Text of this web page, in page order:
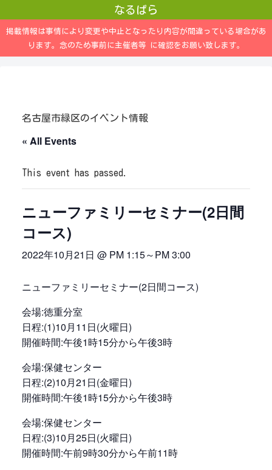
なるぱら
掲載情報は事情により変更や中止となったり内容が間違っている場合があ
ります。念のため事前に主催者等 に確認をお願い致します。
名古屋市緑区のイベント情報
« All Events
This event has passed.
ニューファミリーセミナー(2日間
コース)
2022年10月21日 @ PM 1:15～PM 3:00
ニューファミリーセミナー(2日間コース)
会場:徳重分室
日程:(1)10月11日(火曜日)
開催時間:午後1時15分から午後3時
会場:保健センター
日程:(2)10月21日(金曜日)
開催時間:午後1時15分から午後3時
会場:保健センター
日程:(3)10月25日(火曜日)
開催時間:午前9時30分から午前11時